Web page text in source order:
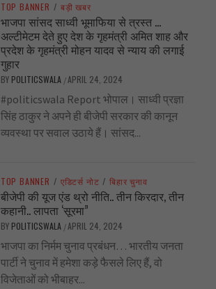
TOP BANNER / बड़ी खबर
भाजपा सांसद साध्वी भूमाफिया से त्रस्त …
अल्टीमेटम देते हुए देश के गृहमंत्री अमित शाह और
प्रदेश के गृहमंत्री मोहन यादव से न्याय की लगाई
गुहार
BY POLITICSWALA /APRIL 24, 2024
#politicswala Report भोपाल। साध्वी प्रज्ञा
सिंह ठाकुर ने अपने ही बीजेपी सरकार की कानून
व्यवस्था पर सवाल उठाये हैं। सांसद...
TOP BANNER / एडिटर्स नोट / बिहार चुनाव
बीजेपी की यूज एंड थ्रो नीति.. तीन किरदार, तीन
कहानी.. लापता ‘सूरमा”
BY POLITICSWALA /APRIL 24, 2024
भाजपा का निर्मम चुनाव प्रबंधन… भारतीय जनता
पार्टी ने चुनाव में हमेशा कड़े फैसले लिए हैं, वो
विजेताओं को भीबाहर...